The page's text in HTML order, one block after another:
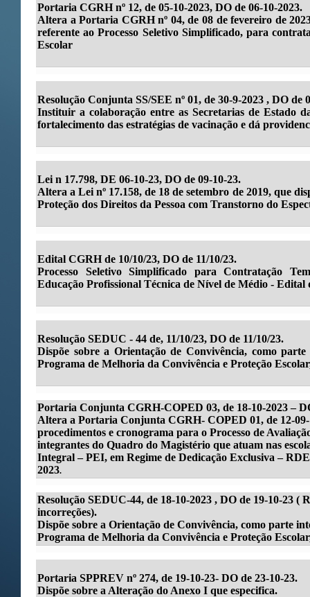
Portaria CGRH nº 12, de 05-10-2023, DO de 06-10-2023.
Altera a Portaria CGRH nº 04, de 08 de fevereiro de
referente ao Processo Seletivo Simplificado, para
Escolar
Resolução Conjunta SS/SEE nº 01, de 30-9-2023 , DO de
Instituir a colaboração entre as Secretarias de Estado
fortalecimento das estratégias de vacinação e dá
Lei n 17.798, DE 06-10-23, DO de 09-10-23.
Altera a Lei nº 17.158, de 18 de setembro de 2019, que
Proteção dos Direitos da Pessoa com Transtorno do
Edital CGRH de 10/10/23, DO de 11/10/23.
Processo Seletivo Simplificado para Contratação
Educação Profissional Técnica de Nível de Médio - Edital
Resolução SEDUC - 44 de, 11/10/23, DO de 11/10/23.
Dispõe sobre a Orientação de Convivência, como
Programa de Melhoria da Convivência e Proteção
Portaria Conjunta CGRH-COPED 03, de 18-10-2023 –
Altera a Portaria Conjunta CGRH- COPED 01, de 12-09-
procedimentos e cronograma para o Processo de
integrantes do Quadro do Magistério que atuam nas
Integral – PEI, em Regime de Dedicação Exclusiva –
2023.
Resolução SEDUC-44, de 18-10-2023 , DO de 19-10-23 (
incorreções).
Dispõe sobre a Orientação de Convivência, como parte
Programa de Melhoria da Convivência e Proteção
Portaria SPPREV nº 274, de 19-10-23- DO de 23-10-23.
Dispõe sobre a Alteração do Anexo I que especifica.